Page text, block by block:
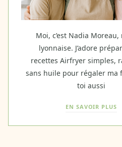
Moi, c’est Nadia Moreau,
lyonnaise. J’adore
recettes Airfryer simples,
sans huile pour régaler ma
toi aussi
EN SAVOIR PLUS